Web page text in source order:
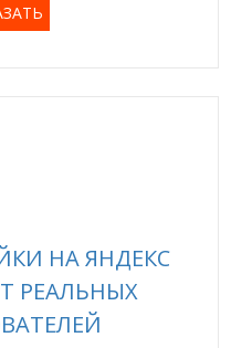
НА ЯНДЕКС
РЕАЛЬНЫХ